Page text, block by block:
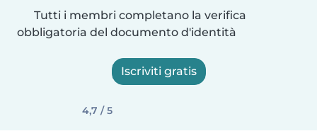
Tutti i membri completano la verifica
obbligatoria del documento d'identità
Iscriviti gratis
4,7 / 5